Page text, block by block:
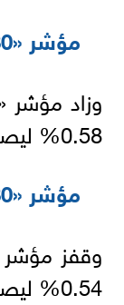
مؤشر «EGX 30 محدد الأوزان»
0.58% ليصل إلى مستوى 40157 نقطة
مؤشر «EGX 30 العائد الكلي»
0.54% ليصل إلى مستوى 14392 نقطة.